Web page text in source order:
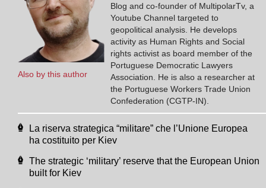
Also by this author
Blog and co-founder of MultipolarTv, a
Youtube Channel targeted to
geopolitical analysis. He develops
activity as Human Rights and Social
rights activist as board member of the
Portuguese Democratic Lawyers
Association. He is also a researcher at
the Portuguese Workers Trade Union
Confederation (CGTP-IN).
La riserva strategica “militare” che l’Unione Europea
ha costituito per Kiev
The strategic ‘military’ reserve that the European Union
built for Kiev